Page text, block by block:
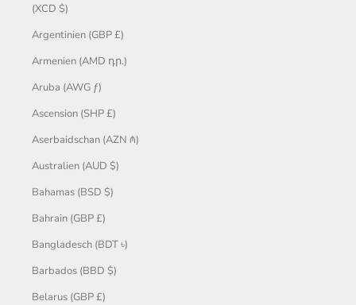
(XCD $)
Argentinien (GBP £)
Armenien (AMD դր.)
Aruba (AWG ƒ)
Ascension (SHP £)
Aserbaidschan (AZN ₼)
Australien (AUD $)
Bahamas (BSD $)
Bahrain (GBP £)
Bangladesch (BDT ৳)
Barbados (BBD $)
Belarus (GBP £)